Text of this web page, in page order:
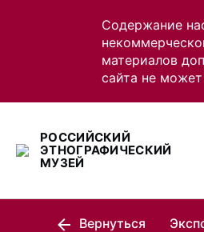
Содержание
материалов
сайта не
РОССИЙСКИЙ
ЭТНОГРАФИЧЕСКИЙ
МУЗЕЙ
Вернуться